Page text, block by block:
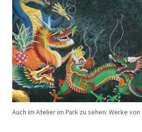
Auch im Atelier im Park zu sehen: Werke von